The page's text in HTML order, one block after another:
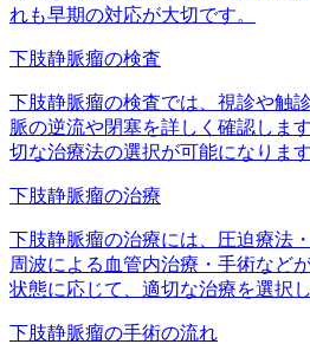
れも早期の対応が大切です。
下肢静脈瘤の検査
下肢静脈瘤の検査では、視診や触
脈の逆流や閉塞を詳しく確認しま
切な治療法の選択が可能になります
下肢静脈瘤の治療
下肢静脈瘤の治療には、圧迫療法
周波による血管内治療・手術など
状態に応じて、適切な治療を選択し
下肢静脈瘤の手術の流れ